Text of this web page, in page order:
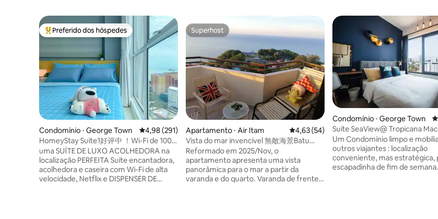
Entre os melhores preferidos dos hóspedes
Preferido dos hóspedes
Condomínio ⋅ George Town 4,98 de uma avaliação média de 5, 291 avaliações
4,98 (291)
HomeyStay Suite1好评中 ！Wi-Fi de 100
Mbps + NETFLiX + Coway海岛暖窝
uma SUÍTE DE LUXO ACOLHEDORA na
localização PERFEITA Suíte encantadora,
acolhedora e caseira com Wi-Fi de alta
velocidade, Netflix e DISPENSER DE
Superhost
Superhost
Apartamento ⋅ Air Itam 4,63 de uma avaliação média de 5, 54
4,63 (54)
Vista do mar invencível 無敵海景Batu
Ferrighi Sri Sayang 2-7
Reformado em 2025/Nov, o
apartamento apresenta uma vista
panorâmica para o mar a partir da
varanda e do quarto. Varanda de frente
Condomínio ⋅ George Town
Suíte SeaView@ Tropicana
Georgetown
Um Condomínio limpo e mobiliado.
outros viajantes : localização
conveniente, mas estratégica,
escapadinha de fim de semana.